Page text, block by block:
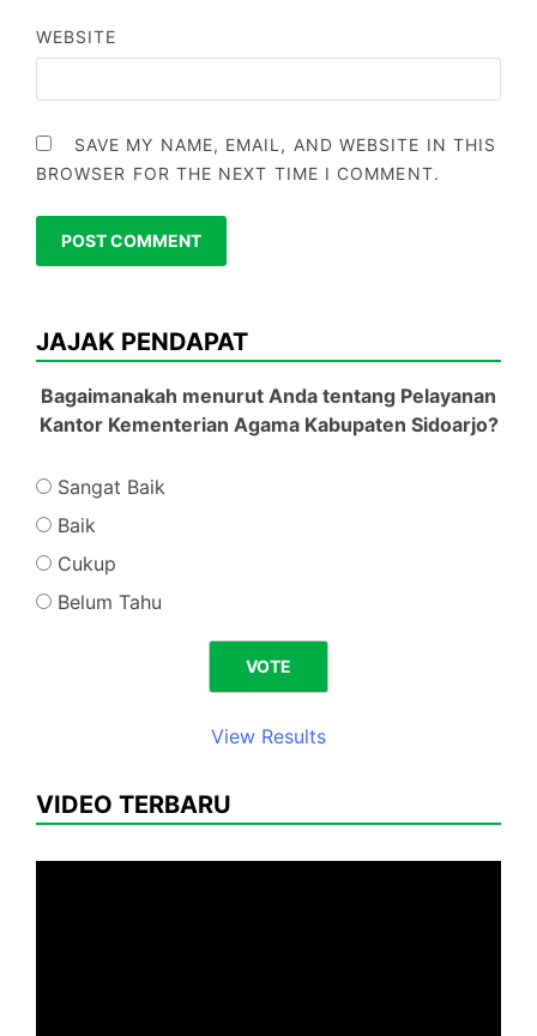
WEBSITE
SAVE MY NAME, EMAIL, AND WEBSITE IN THIS
BROWSER FOR THE NEXT TIME I COMMENT.
JAJAK PENDAPAT
Bagaimanakah menurut Anda tentang Pelayanan
Kantor Kementerian Agama Kabupaten Sidoarjo?
Sangat Baik
Baik
Cukup
Belum Tahu
View Results
VIDEO TERBARU